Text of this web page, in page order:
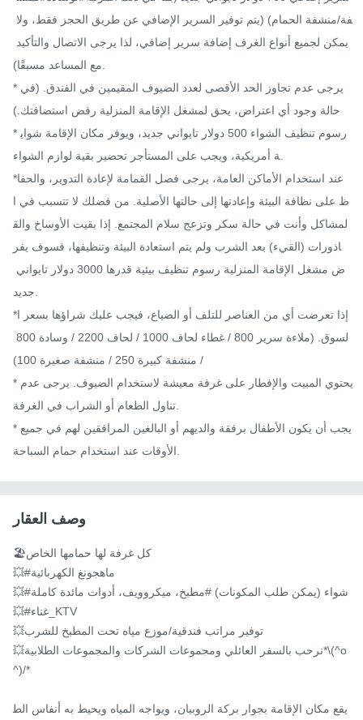
مع المساعد مسبقًا).
*يرجى عدم تجاوز الحد الأقصى لعدد الضيوف المقيمين في الفندق. (في
حالة وجود أي اعتراض، يحق لمشغل الإقامة المنزلية رفض استضافتك.)
* رسوم تنظيف الشواء 500 دولار تايواني جديد، ويوفر مكان الإقامة شواي
ة أمريكية، ويجب على المستأجر تحضير بقية لوازم الشواء.
*عند استخدام الأماكن العامة، يرجى فصل القمامة لإعادة التدوير، والحفا
ظ على نظافة البيئة وإعادتها إلى حالتها الأصلية. من فضلك لا تتسبب في ا
لمشاكل وأنت في حالة سكر وتزعج سلام المجتمع. إذا بقيت الأوساخ والق
اذورات (القيء) بعد الشرب ولم يتم استعادة البيئة وتنظيفها، فسوف يفر
جديد.
*إذا تعرضت أي من العناصر للتلف أو الضياع، فيجب عليك شراؤها بسعر ا
/ منشفة كبيرة 250 / منشفة صغيرة 100)
*يحتوي المبيت والإفطار على غرفة معيشة لاستخدام الضيوف. يرجى عدم
تناول الطعام أو الشراب في الغرفة.
*يجب أن يكون الأطفال برفقة والديهم أو البالغين المرافقين لهم في جميع
وصف العقار
🏖️كل غرفة لها حمامها الخاص
💥#ماهجونغ الكهربائية
💥#شواء (يمكن طلب المكونات) #مطبخ، ميكروويف، أدوات مائدة كاملة
💥#غناء_KTV
💥توفير مراتب فندقية/موزع مياه تحت المطبخ للشرب
💥نرحب بالسفر العائلي ومجموعات الشركات والمجموعات الطلابية*\(^o
^)/*
يقع مكان الإقامة بجوار بركة الروبيان، ويواجه المياه ويحيط به أنفاس الط